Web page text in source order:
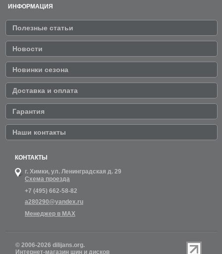
ИНФОРМАЦИЯ
Полезные статьи
Новости
Новинки сезона
Доставка и оплата
Гарантия
Наши контакты
КОНТАКТЫ
г. Химки, ул. Ленинградская д. 29
Схема проезда
+7 (495) 662-58-82
a280290@yandex.ru
Менеджер в MAX
© 2006-2026 dilijans.org.
Интернет-магазин шин и дисков